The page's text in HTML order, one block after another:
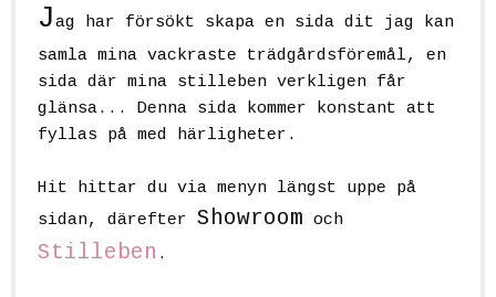
Jag har försökt skapa en sida dit jag kan
samla mina vackraste trädgårdsföremål, en
sida där mina stilleben verkligen får
glänsa... Denna sida kommer konstant att
fyllas på med härligheter.
Hit hittar du via menyn längst uppe på
sidan, därefter Showroom och
Stilleben .